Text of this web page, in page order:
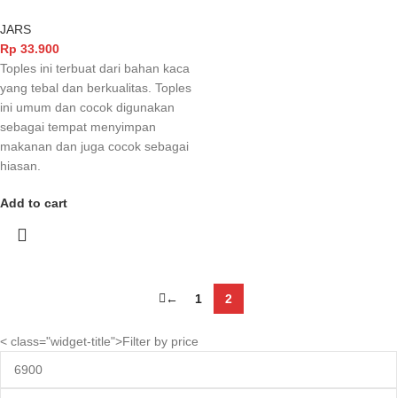
< class="widget-title">Filter by price
JARS
Rp 33.900
Toples ini terbuat dari bahan kaca
yang tebal dan berkualitas. Toples
ini umum dan cocok digunakan
sebagai tempat menyimpan
makanan dan juga cocok sebagai
hiasan.
Add to cart
← 1 2